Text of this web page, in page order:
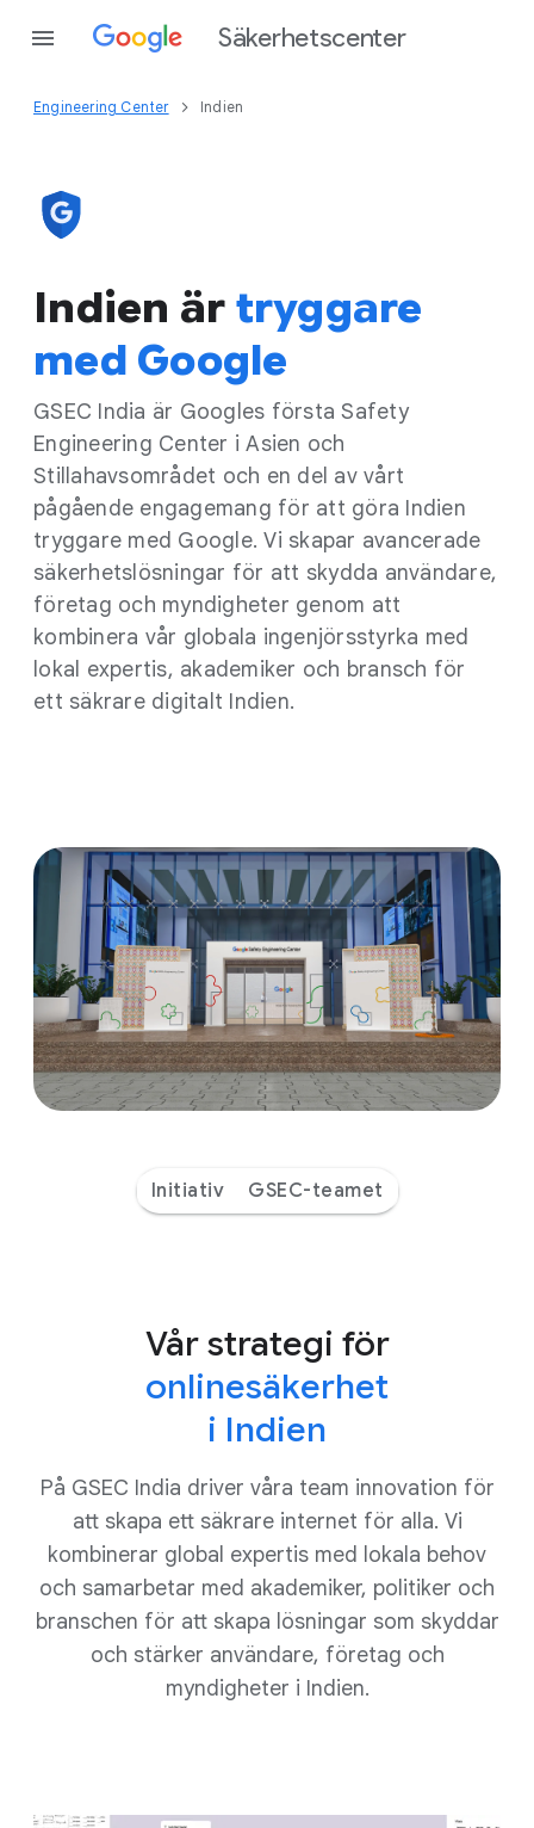
Säkerhetscenter
Engineering Center Indien
Indien är tryggare
med Google
GSEC India är Googles första Safety
Engineering Center i Asien och
Stillahavsområdet och en del av vårt
pågående engagemang för att göra Indien
tryggare med Google. Vi skapar avancerade
säkerhetslösningar för att skydda användare,
företag och myndigheter genom att
kombinera vår globala ingenjörsstyrka med
lokal expertis, akademiker och bransch för
ett säkrare digitalt Indien.
Initiativ GSEC-teamet
Vår strategi för
onlinesäkerhet
i Indien
På GSEC India driver våra team innovation för
att skapa ett säkrare internet för alla. Vi
kombinerar global expertis med lokala behov
och samarbetar med akademiker, politiker och
branschen för att skapa lösningar som skyddar
och stärker användare, företag och
myndigheter i Indien.